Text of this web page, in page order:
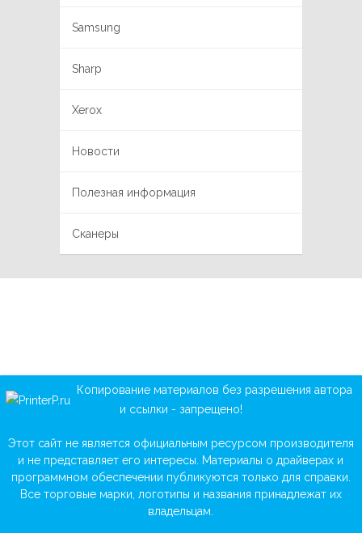
Samsung
Sharp
Xerox
Новости
Полезная информация
Сканеры
Копирование материалов без разрешения автора
и ссылки - запрещено!
Этот сайт не является официальным ресурсом производителя
и не представляет его интересы. Материалы о драйверах и
программном обеспечении публикуются только для справки.
Все торговые марки, логотипы и названия принадлежат их
владельцам.